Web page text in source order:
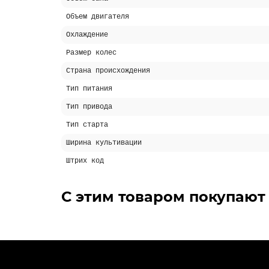
Объем двигателя
Охлаждение
Размер колес
Страна происхождения
Тип питания
Тип привода
Тип старта
Ширина культивации
Штрих код